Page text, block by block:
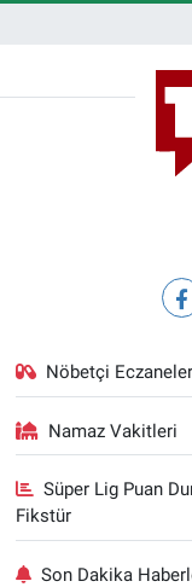
Nöbetçi Eczaneler
Namaz Vakitleri
Süper Lig Puan
Fikstür
Son Dakika